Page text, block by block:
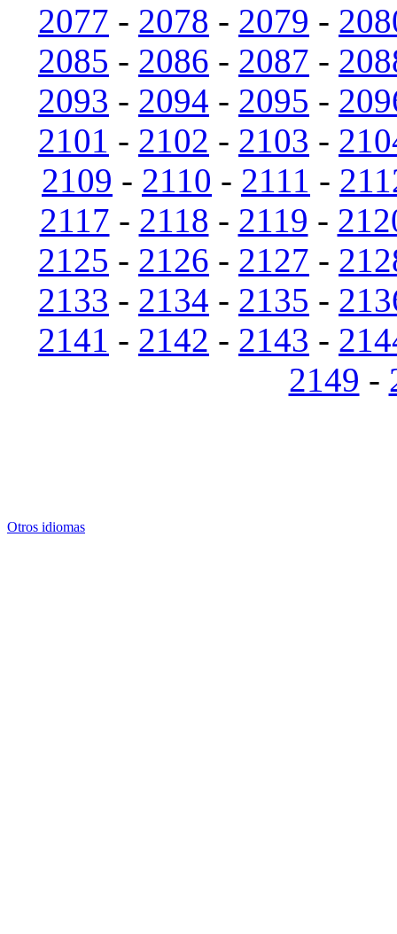
2077 - 2078 - 2079 -
2085 - 2086 - 2087 -
2093 - 2094 - 2095 -
2101 - 2102 - 2103 -
2109 - 2110 - 2111 -
2117 - 2118 - 2119 -
2125 - 2126 - 2127 -
2133 - 2134 - 2135 -
2141 - 2142 - 2143 -
2149 -
Otros idiomas